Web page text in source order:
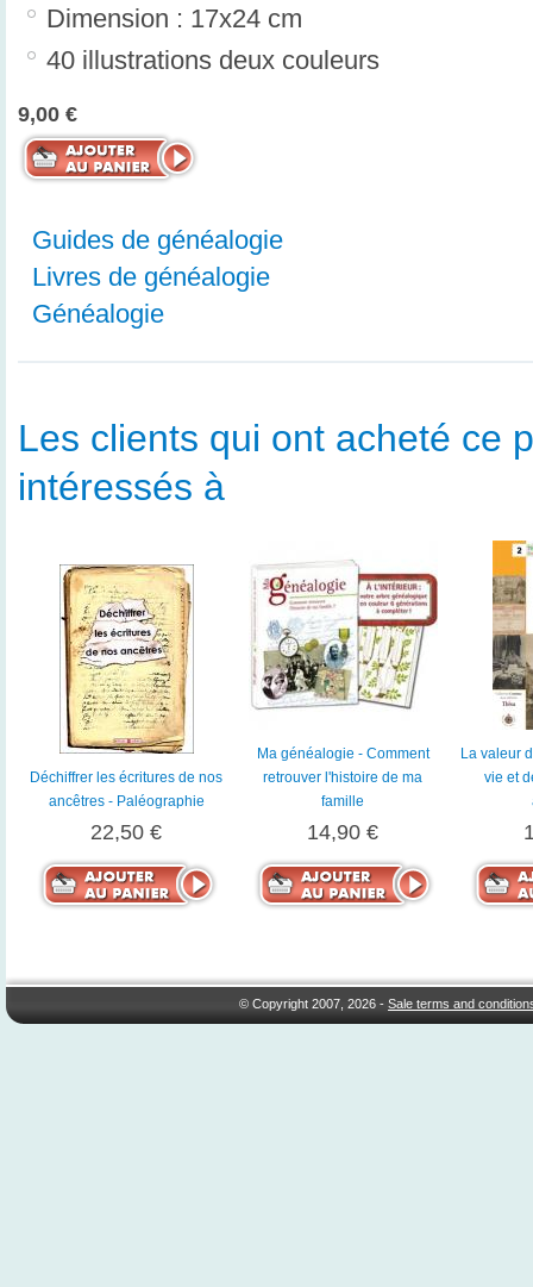
Dimension : 17x24 cm
40 illustrations deux couleurs
9,00 €
Guides de généalogie
Livres de généalogie
Généalogie
Les clients qui ont acheté ce
intéressés à
Déchiffrer les écritures de nos
ancêtres - Paléographie
22,50 €
Ma généalogie - Comment
retrouver l'histoire de ma
famille
14,90 €
La valeur
vie et
© Copyright 2007, 2026 -Sale terms and